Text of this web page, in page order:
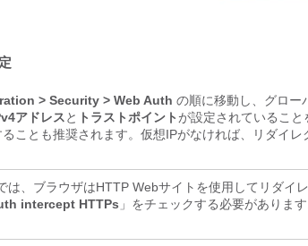
> Security > Web Auth の順に移動し、グロー
アドレスと トラストポイント が設定されていること
ることも推奨されます。仮想IPがなければ、リダイ
は、ブラウザはHTTP Webサイトを使用してリダ
intercept HTTPs 」をチェックする必要がありま